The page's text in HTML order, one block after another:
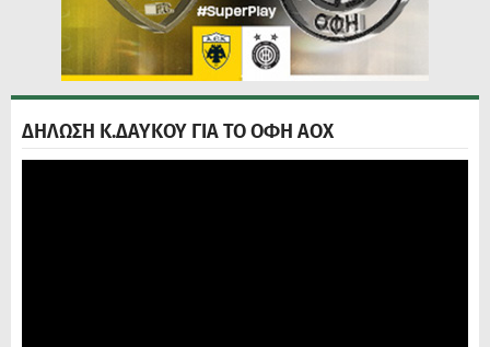
ΔΗΛΩΣΗ Κ.ΔΑΥΚΟΥ ΓΙΑ ΤΟ ΟΦΗ ΑΟΧ